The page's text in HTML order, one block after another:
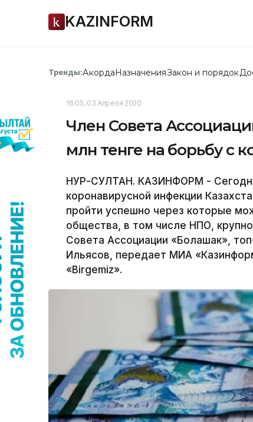
KAZINFORM
Тренды:АкордаНазначенияЗакон и порядок
16:05, 03 Апреля 2020
Член Совета
млн тенге на борьбу с
НУР-СУЛТАН. КАЗИНФОРМ -
коронавирусной инфекции
пройти успешно через которые
общества, в том числе НПО,
Совета Ассоциации «Болашак»,
Ильясов, передает МИА
«Birgemiz».